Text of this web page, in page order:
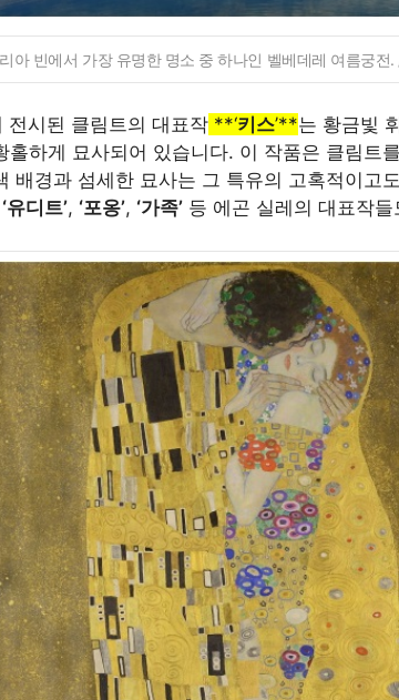
아 빈에서 가장 유명한 명소 중 하나인 벨베데레 여름궁전
전시된 클림트의 대표작 **‘키스’**는 황금빛
홀하게 묘사되어 있습니다. 이 작품은 클림트를
배경과 섬세한 묘사는 그 특유의 고혹적이고
‘유디트’, ‘포옹’, ‘가족’ 등 에곤 실레의 대표작